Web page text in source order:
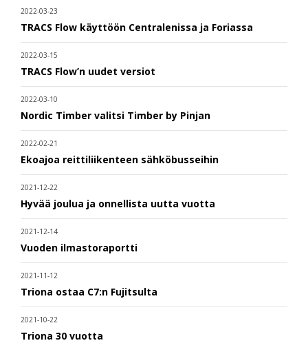
2022-03-23
TRACS Flow käyttöön Centralenissa ja Foriassa
2022-03-15
TRACS Flow’n uudet versiot
2022-03-10
Nordic Timber valitsi Timber by Pinjan
2022-02-21
Ekoajoa reittiliikenteen sähköbusseihin
2021-12-22
Hyvää joulua ja onnellista uutta vuotta
2021-12-14
Vuoden ilmastoraportti
2021-11-12
Triona ostaa C7:n Fujitsulta
2021-10-22
Triona 30 vuotta